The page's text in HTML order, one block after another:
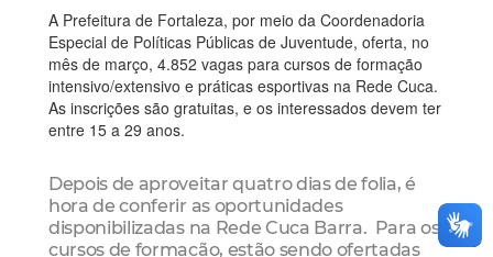
A Prefeitura de Fortaleza, por meio da Coordenadoria
Especial de Políticas Públicas de Juventude, oferta, no
mês de março, 4.852 vagas para cursos de formação
intensivo/extensivo e práticas esportivas na Rede Cuca.
As inscrições são gratuitas, e os interessados devem ter
entre 15 a 29 anos.
Depois de aproveitar quatro dias de folia, é
hora de conferir as oportunidades
disponibilizadas na Rede Cuca Barra. Para os
cursos de formação, estão sendo ofertadas